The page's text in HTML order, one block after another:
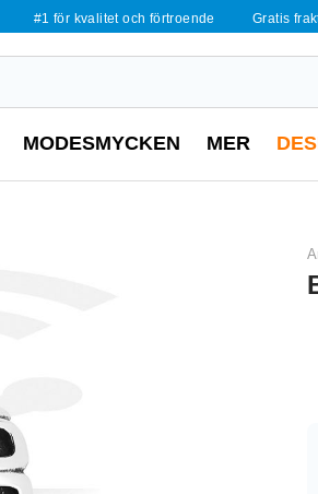
#1 för kvalitet och förtroende Gratis
MODESMYCKEN MER